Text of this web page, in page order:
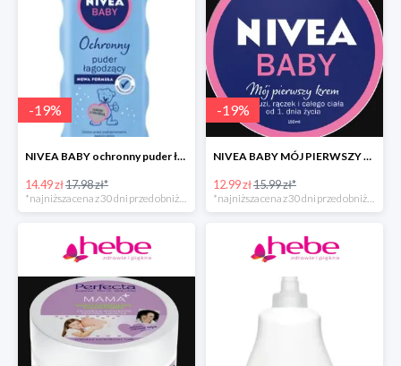
-19%
NIVEA BABY ochronny puder łagodzący dla dzieci
14.49 zł17.98 zł*
*najniższa cena z 30 dni przed obniżką
-19%
NIVEA BABY MÓJ PIERWSZY KREM
12.99 zł15.99 zł*
*najniższa cena z 30 dni przed obniżką